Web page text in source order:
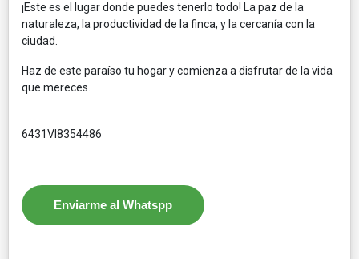
¡Este es el lugar donde puedes tenerlo todo! La paz de la
naturaleza, la productividad de la finca, y la cercanía con la
ciudad.
Haz de este paraíso tu hogar y comienza a disfrutar de la vida
que mereces.
6431VI8354486
Enviarme al Whatspp